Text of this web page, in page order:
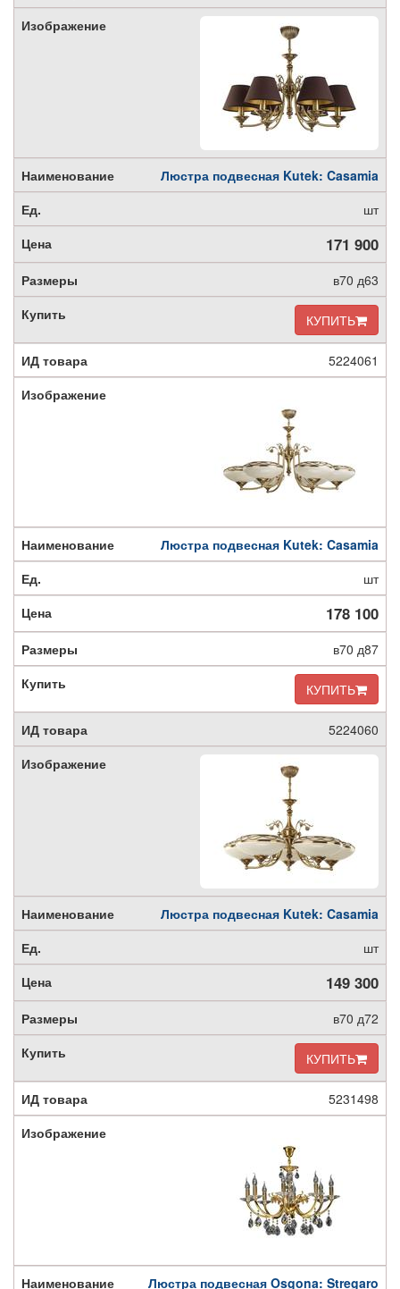
Люстра подвесная Kutek: Casamia
шт
171 900
в70 д63
КУПИТЬ
5224061
Люстра подвесная Kutek: Casamia
шт
178 100
в70 д87
КУПИТЬ
5224060
Люстра подвесная Kutek: Casamia
шт
149 300
в70 д72
КУПИТЬ
5231498
Люстра подвесная Osgona: Stregaro